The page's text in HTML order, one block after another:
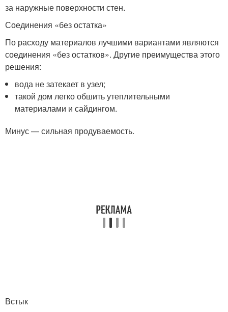
за наружные поверхности стен.
Соединения «без остатка»
По расходу материалов лучшими вариантами являются
соединения «без остатков». Другие преимущества этого
решения:
вода не затекает в узел;
такой дом легко обшить утеплительными
материалами и сайдингом.
Минус — сильная продуваемость.
Встык